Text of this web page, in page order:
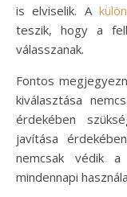
is elviselik. A
teszik, hogy a
válasszanak.
Fontos
kiválasztása
érdekében
javítása
nemcsak védik a
mindennapi